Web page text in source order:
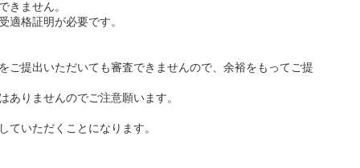
きません。
適格証明が必要です。
提出いただいても審査できませんので、余裕をもってご提
りませんのでご注意願います。
ていただくことになります。